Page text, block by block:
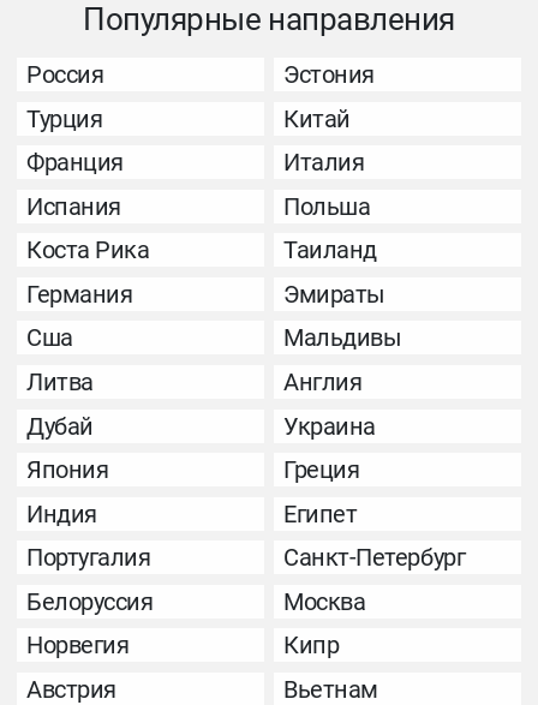
Популярные направления
Россия
Эстония
Турция
Китай
Франция
Италия
Испания
Польша
Коста Рика
Таиланд
Германия
Эмираты
Сша
Мальдивы
Литва
Англия
Дубай
Украина
Япония
Греция
Индия
Египет
Португалия
Санкт-Петербург
Белоруссия
Москва
Норвегия
Кипр
Австрия
Вьетнам